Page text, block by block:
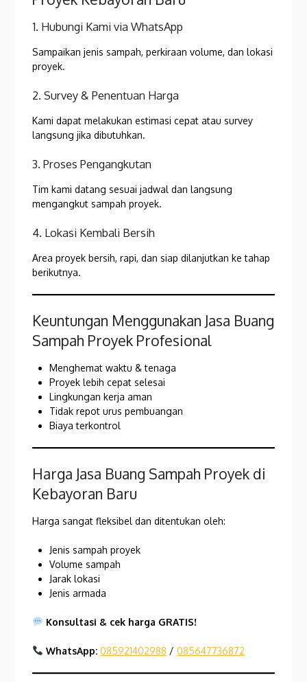
1. Hubungi Kami via WhatsApp
Sampaikan jenis sampah, perkiraan volume, dan lokasi
proyek.
2. Survey & Penentuan Harga
Kami dapat melakukan estimasi cepat atau survey
langsung jika dibutuhkan.
3. Proses Pengangkutan
Tim kami datang sesuai jadwal dan langsung
mengangkut sampah proyek.
4. Lokasi Kembali Bersih
Area proyek bersih, rapi, dan siap dilanjutkan ke tahap
berikutnya.
Keuntungan Menggunakan Jasa Buang
Sampah Proyek Profesional
Menghemat waktu & tenaga
Proyek lebih cepat selesai
Lingkungan kerja aman
Tidak repot urus pembuangan
Biaya terkontrol
Harga Jasa Buang Sampah Proyek di
Kebayoran Baru
Harga sangat fleksibel dan ditentukan oleh:
Jenis sampah proyek
Volume sampah
Jarak lokasi
Jenis armada
Konsultasi & cek harga GRATIS!
WhatsApp: 085921402988 /085647736872